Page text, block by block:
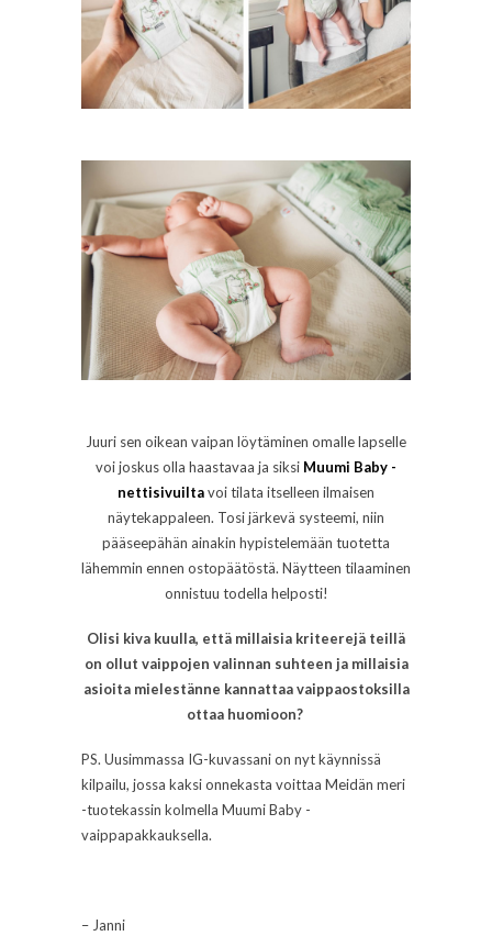
Juuri sen oikean vaipan löytäminen omalle lapselle
voi joskus olla haastavaa ja siksi Muumi Baby -
nettisivuiltavoi tilata itselleen ilmaisen
näytekappaleen. Tosi järkevä systeemi, niin
pääseepähän ainakin hypistelemään tuotetta
lähemmin ennen ostopäätöstä. Näytteen tilaaminen
onnistuu todella helposti!
Olisi kiva kuulla, että millaisia kriteerejä teillä
on ollut vaippojen valinnan suhteen ja millaisia
asioita mielestänne kannattaa vaippaostoksilla
ottaa huomioon?
PS. Uusimmassa IG-kuvassani on nyt käynnissä
kilpailu, jossa kaksi onnekasta voittaa Meidän meri
-tuotekassin kolmella Muumi Baby -
vaippapakkauksella.
– Janni